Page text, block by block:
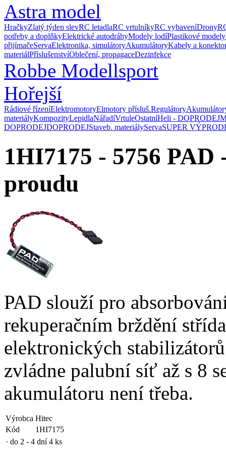
Astra model
HračkyZlatý týden slevRC letadlaRC vrtulníkyRC vybaveníDrony
potřeby a doplňkyElektrické autodráhyModely lodíPlastikové modely
přijímačeServaElektronika, simulátoryAkumulátoryKabely a
materiálPříslušenstvíOblečení, propagaceDezinfekce
Robbe Modellsport
Hořejší
Rádiové řízeníElektromotoryElmotory přísluš.Regulátory
materiályKompozityLepidlaNářadíVrtuleOstatníHeli - DOPRODEJ
DOPRODEJDOPRODEJStaveb. materiályServaSUPER
1HI7175 - 5756 PAD
proudu
PAD slouží pro
rekuperačním brždění
elektronických
zvládne palubní síť až s 8
akumulátoru není třeba.
Výrobca Hitec
Kód
1HI7175
· do 2 - 4 dní 4 ks